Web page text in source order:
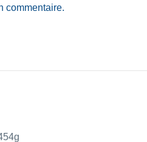
commentaire.